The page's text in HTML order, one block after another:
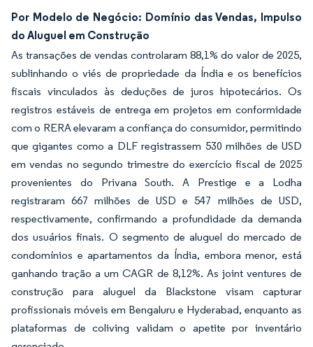
Por Modelo de Negócio: Domínio das Vendas, Impulso
do Aluguel em Construção
As transações de vendas controlaram 88,1% do valor de 2025,
sublinhando o viés de propriedade da Índia e os benefícios
fiscais vinculados às deduções de juros hipotecários. Os
registros estáveis de entrega em projetos em conformidade
com o RERA elevaram a confiança do consumidor, permitindo
que gigantes como a DLF registrassem 530 milhões de USD
em vendas no segundo trimestre do exercício fiscal de 2025
provenientes do Privana South. A Prestige e a Lodha
registraram 667 milhões de USD e 547 milhões de USD,
respectivamente, confirmando a profundidade da demanda
dos usuários finais. O segmento de aluguel do mercado de
condomínios e apartamentos da Índia, embora menor, está
ganhando tração a um CAGR de 8,12%. As joint ventures de
construção para aluguel da Blackstone visam capturar
profissionais móveis em Bengaluru e Hyderabad, enquanto as
plataformas de coliving validam o apetite por inventário